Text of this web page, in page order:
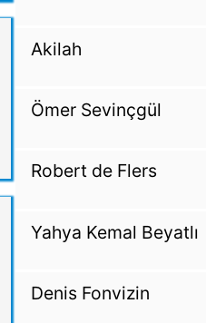
Akilah
Ömer Sevinçgül
Robert de Flers
Yahya Kemal Beyatlı
Denis Fonvizin